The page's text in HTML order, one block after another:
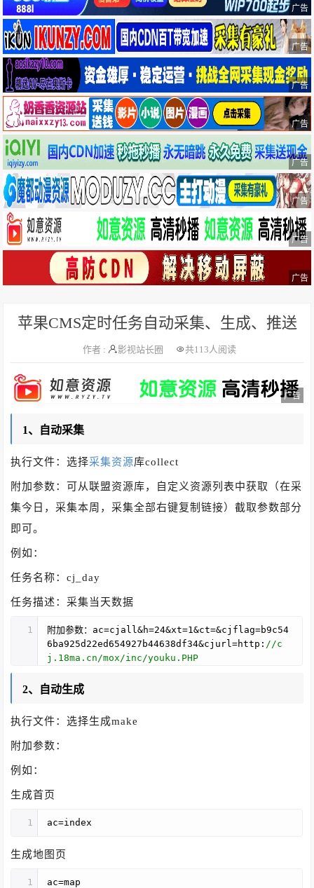
广告
广告
广告
广告
广告
广告
广告
广告
苹果CMS定时任务自动采集、生成、推送
作者 : 影视站长圈 共113人阅读
广告
1、自动采集
执行文件：选择采集资源库collect
附加参数：可从联盟资源库，自定义资源列表中获取（在采
集今日，采集本周，采集全部右键复制链接）截取参数部分
即可。
例如：
任务名称：cj_day
任务描述：采集当天数据
1
附加参数：ac=cjall&h=24&xt=1&ct=&cjflag=b9c54
6ba925d22ed654927b44638df34&cjurl=http: //c
j.18ma.cn/mox/inc/youku.PHP
2、自动生成
执行文件：选择生成make
附加参数：
例如：
生成首页
1 ac=index
生成地图页
1 ac=map